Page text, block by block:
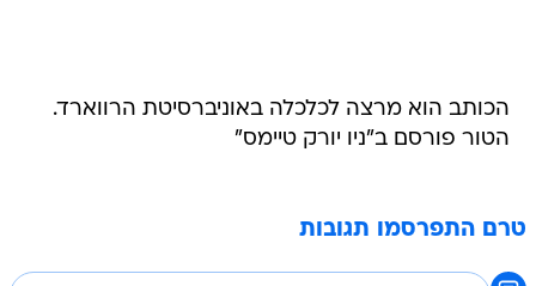
הכותב הוא מרצה לכלכלה באוניברסיטת הרווארד.
הטור פורסם ב"ניו יורק טיימס"
טרם התפרסמו תגובות